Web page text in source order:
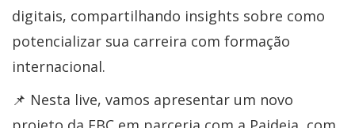
digitais, compartilhando insights sobre como
potencializar sua carreira com formação
internacional.
📌 Nesta live, vamos apresentar um novo